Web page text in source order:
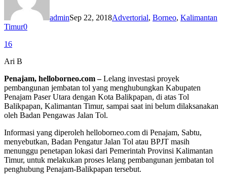
adminSep 22, 2018Advertorial, Borneo, Kalimantan
Timur0
16
Ari B
Penajam, helloborneo.com –Lelang investasi proyek
pembangunan jembatan tol yang menghubungkan Kabupaten
Penajam Paser Utara dengan Kota Balikpapan, di atas Tol
Balikpapan, Kalimantan Timur, sampai saat ini belum dilaksanakan
oleh Badan Pengawas Jalan Tol.
Informasi yang diperoleh helloborneo.com di Penajam, Sabtu,
menyebutkan, Badan Pengatur Jalan Tol atau BPJT masih
menunggu penetapan lokasi dari Pemerintah Provinsi Kalimantan
Timur, untuk melakukan proses lelang pembangunan jembatan tol
penghubung Penajam-Balikpapan tersebut.